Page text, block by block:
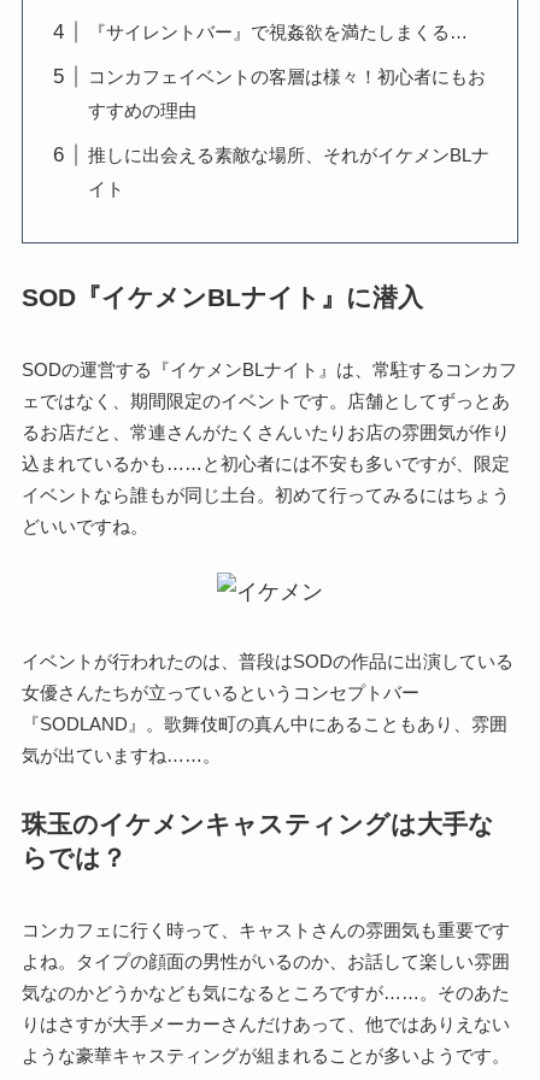
『サイレントバー』で視姦欲を満たしまくる…
コンカフェイベントの客層は様々！初心者にもお
すすめの理由
推しに出会える素敵な場所、それがイケメンBLナ
イト
SOD『イケメンBLナイト』に潜入
SODの運営する『イケメンBLナイト』は、常駐するコンカフ
ェではなく、期間限定のイベントです。店舗としてずっとあ
るお店だと、常連さんがたくさんいたりお店の雰囲気が作り
込まれているかも……と初心者には不安も多いですが、限定
イベントなら誰もが同じ土台。初めて行ってみるにはちょう
どいいですね。
イベントが行われたのは、普段はSODの作品に出演している
女優さんたちが立っているというコンセプトバー
『SODLAND』。歌舞伎町の真ん中にあることもあり、雰囲
気が出ていますね……。
珠玉のイケメンキャスティングは大手な
らでは？
コンカフェに行く時って、キャストさんの雰囲気も重要です
よね。タイプの顔面の男性がいるのか、お話して楽しい雰囲
気なのかどうかなども気になるところですが……。そのあた
りはさすが大手メーカーさんだけあって、他ではありえない
ような豪華キャスティングが組まれることが多いようです。